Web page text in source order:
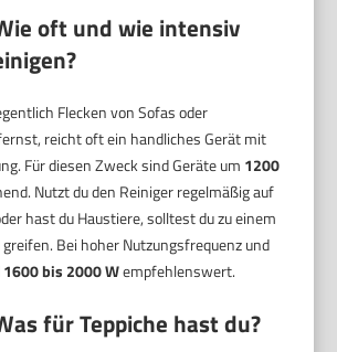
oft und wie intensiv
Flecken von Sofas oder
reicht oft ein handliches Gerät mit
Für diesen Zweck sind Geräte um 1200
Nutzt du den Reiniger regelmäßig auf
hast du Haustiere, solltest du zu einem
Bei hoher Nutzungsfrequenz und
1600 bis 2000 Wempfehlenswert.
für Teppiche hast du?